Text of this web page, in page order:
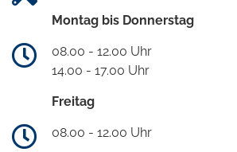
Montag bis Donnerstag
08.00 - 12.00 Uhr
14.00 - 17.00 Uhr
Freitag
08.00 - 12.00 Uhr